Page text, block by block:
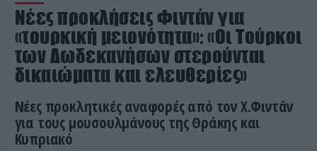
Νέες προκλήσεις Φιντάν για
«τουρκική μειονότητα»: «Οι Τούρκοι
των Δωδεκανήσων στερούνται
δικαιώματα και ελευθερίες»
Νέες προκλητικές αναφορές από τον Χ.Φιντάν
για τους μουσουλμάνους της Θράκης και
Κυπριακό